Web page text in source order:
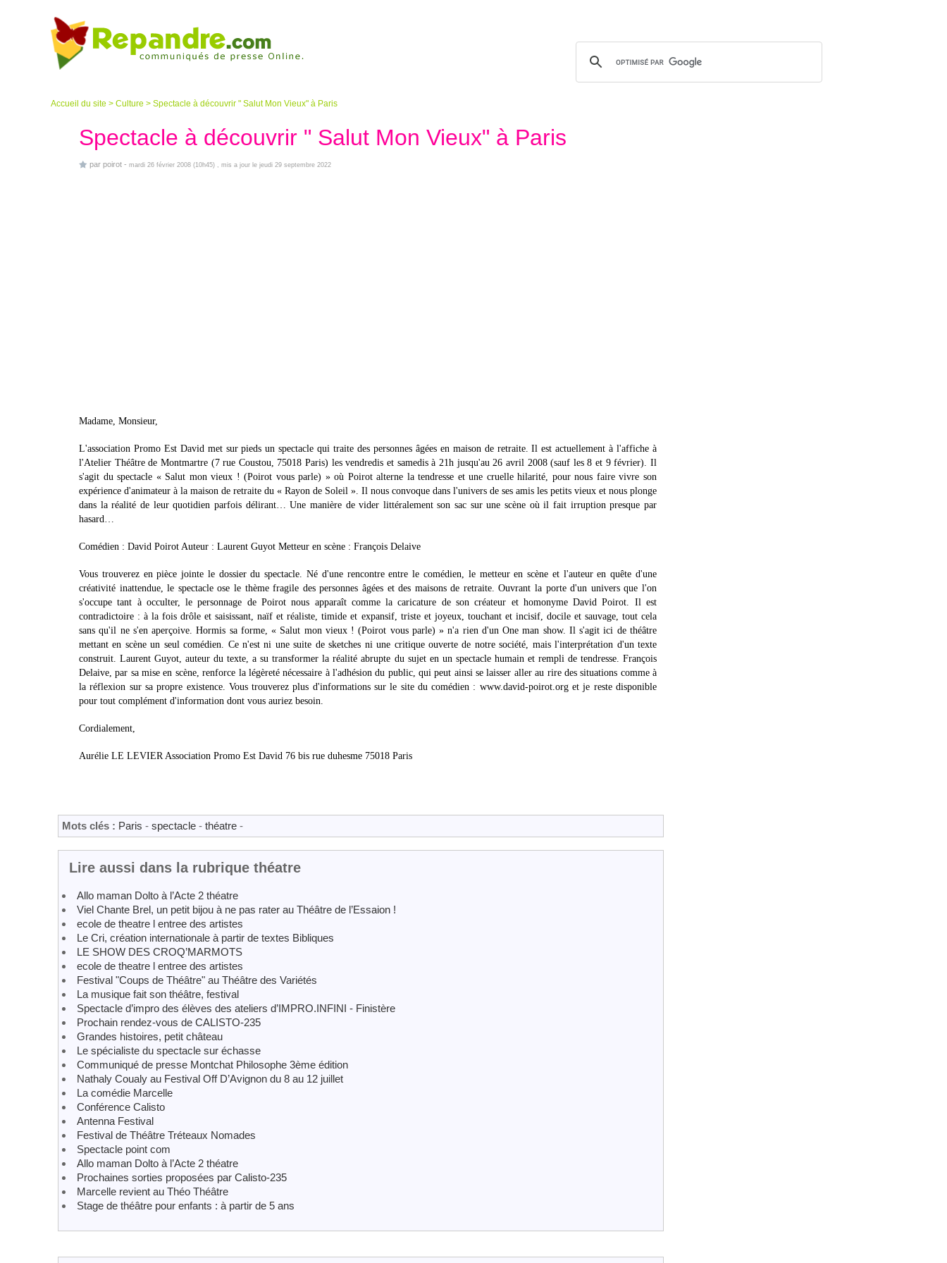
Accueil du site > Culture > Spectacle à découvrir " Salut Mon Vieux" à Paris
Spectacle à découvrir " Salut Mon Vieux" à Paris
par poirot - mardi 26 février 2008 (10h45) , mis a jour le jeudi 29 septembre 2022
Madame, Monsieur,
L'association Promo Est David met sur pieds un spectacle qui traite des personnes âgées en maison de retraite. Il est actuellement à l'affiche à
l'Atelier Théâtre de Montmartre (7 rue Coustou, 75018 Paris) les vendredis et samedis à 21h jusqu'au 26 avril 2008 (sauf les 8 et 9 février). Il
s'agit du spectacle « Salut mon vieux ! (Poirot vous parle) » où Poirot alterne la tendresse et une cruelle hilarité, pour nous faire vivre son
expérience d'animateur à la maison de retraite du « Rayon de Soleil ». Il nous convoque dans l'univers de ses amis les petits vieux et nous plonge
dans la réalité de leur quotidien parfois délirant… Une manière de vider littéralement son sac sur une scène où il fait irruption presque par
hasard…
Comédien : David Poirot Auteur : Laurent Guyot Metteur en scène : François Delaive
Vous trouverez en pièce jointe le dossier du spectacle. Né d'une rencontre entre le comédien, le metteur en scène et l'auteur en quête d'une
créativité inattendue, le spectacle ose le thème fragile des personnes âgées et des maisons de retraite. Ouvrant la porte d'un univers que l'on
s'occupe tant à occulter, le personnage de Poirot nous apparaît comme la caricature de son créateur et homonyme David Poirot. Il est
contradictoire : à la fois drôle et saisissant, naïf et réaliste, timide et expansif, triste et joyeux, touchant et incisif, docile et sauvage, tout cela
sans qu'il ne s'en aperçoive. Hormis sa forme, « Salut mon vieux ! (Poirot vous parle) » n'a rien d'un One man show. Il s'agit ici de théâtre
mettant en scène un seul comédien. Ce n'est ni une suite de sketches ni une critique ouverte de notre société, mais l'interprétation d'un texte
construit. Laurent Guyot, auteur du texte, a su transformer la réalité abrupte du sujet en un spectacle humain et rempli de tendresse. François
Delaive, par sa mise en scène, renforce la légèreté nécessaire à l'adhésion du public, qui peut ainsi se laisser aller au rire des situations comme à
la réflexion sur sa propre existence. Vous trouverez plus d'informations sur le site du comédien : www.david-poirot.org et je reste disponible
pour tout complément d'information dont vous auriez besoin.
Cordialement,
Aurélie LE LEVIER Association Promo Est David 76 bis rue duhesme 75018 Paris
Mots clés : Paris - spectacle - théatre -
Lire aussi dans la rubrique théatre
Allo maman Dolto à l’Acte 2 théatre
Viel Chante Brel, un petit bijou à ne pas rater au Théâtre de l’Essaion !
ecole de theatre l entree des artistes
Le Cri, création internationale à partir de textes Bibliques
LE SHOW DES CROQ’MARMOTS
ecole de theatre l entree des artistes
Festival "Coups de Théâtre" au Théâtre des Variétés
La musique fait son théâtre, festival
Spectacle d’impro des élèves des ateliers d’IMPRO.INFINI - Finistère
Prochain rendez-vous de CALISTO-235
Grandes histoires, petit château
Le spécialiste du spectacle sur échasse
Communiqué de presse Montchat Philosophe 3ème édition
Nathaly Coualy au Festival Off D’Avignon du 8 au 12 juillet
La comédie Marcelle
Conférence Calisto
Antenna Festival
Festival de Théâtre Tréteaux Nomades
Spectacle point com
Allo maman Dolto à l’Acte 2 théatre
Prochaines sorties proposées par Calisto-235
Marcelle revient au Théo Théâtre
Stage de théâtre pour enfants : à partir de 5 ans